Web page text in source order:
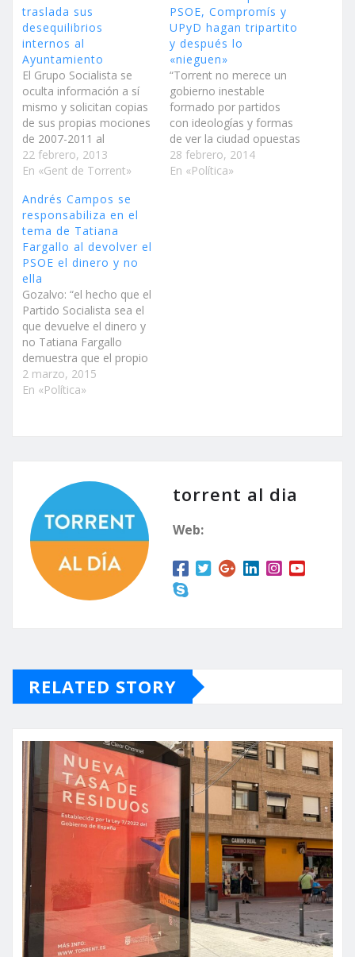
traslada sus
desequilibrios
internos al
Ayuntamiento
El Grupo Socialista se
oculta información a sí
mismo y solicitan copias
de sus propias mociones
de 2007-2011 al
Ayuntamiento El PSOE
no solo está dividido
solicitudes a la secretaría
del pleno sino que son
vagos, ya que tienen una
asesora y son nueve los
concejales que…
22 febrero, 2013
En «Gent de Torrent»
PSOE, Compromís y
UPyD hagan tripartito
y después lo
«nieguen»
“Torrent no merece un
gobierno inestable
formado por partidos
con ideologías y formas
de ver la ciudad opuestas
sino una alcaldesa que
da la cara, que es clara,
28 febrero, 2014
En «Política»
Andrés Campos se
responsabiliza en el
tema de Tatiana
Fargallo al devolver el
PSOE el dinero y no
ella
Gozalvo: “el hecho que el
Partido Socialista sea el
que devuelve el dinero y
no Tatiana Fargallo
demuestra que el propio
PSOE reconoce la falta
de autoridad y liderazgo
viviera…
2 marzo, 2015
En «Política»
torrent al dia
Web:
RELATED STORY